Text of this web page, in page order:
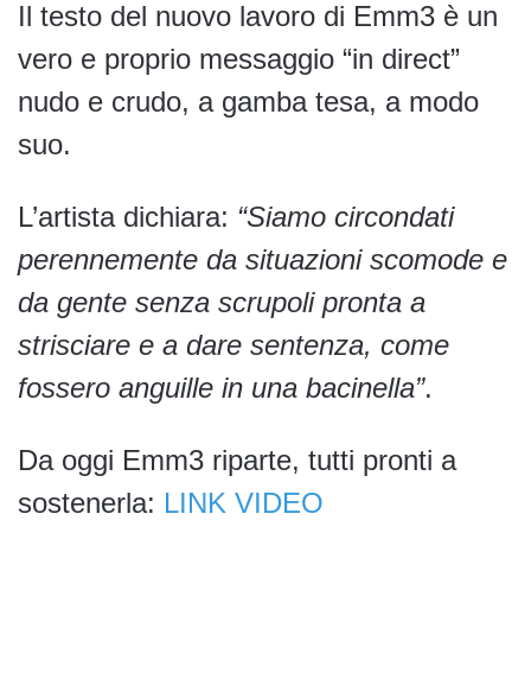
Il testo del nuovo lavoro di Emm3 è un
vero e proprio messaggio “in direct”
nudo e crudo, a gamba tesa, a modo
suo.
L’artista dichiara: “Siamo circondati
perennemente da situazioni scomode e
da gente senza scrupoli pronta a
strisciare e a dare sentenza, come
fossero anguille in una bacinella”.
Da oggi Emm3 riparte, tutti pronti a
sostenerla: LINK VIDEO